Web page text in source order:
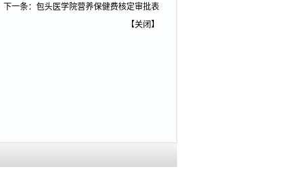
下一条： 包头医学院营养保健费核定审批表
【关闭】